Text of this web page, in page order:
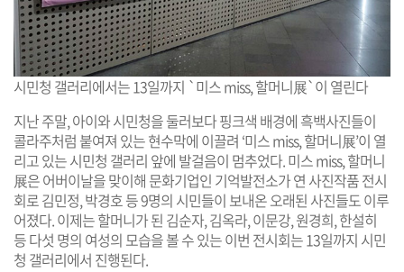
시민청 갤러리에서는 13일까지 `미스 miss, 할머니展`이 열린다
지난 주말, 아이와 시민청을 둘러보다 핑크색 배경에 흑백사진들이
콜라주처럼 붙여져 있는 현수막에 이끌려 ‘미스 miss, 할머니展’이 열
리고 있는 시민청 갤러리 앞에 발걸음이 멈추었다. 미스 miss, 할머니
展은 어버이날을 맞이해 문화기업인 기억발전소가 연 사진작품 전시
회로 김민정, 박경호 등 9명의 시민들이 보내온 오래된 사진들도 이루
어졌다. 이제는 할머니가 된 김순자, 김옥라, 이문강, 원경희, 한설히
등 다섯 명의 여성의 모습을 볼 수 있는 이번 전시회는 13일까지 시민
청 갤러리에서 진행된다.